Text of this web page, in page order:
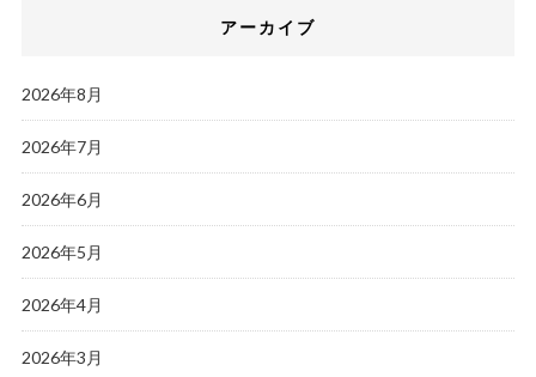
アーカイブ
2026年8月
2026年7月
2026年6月
2026年5月
2026年4月
2026年3月